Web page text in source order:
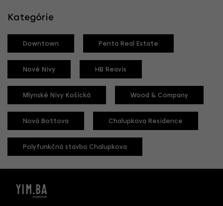
Kategórie
Downtown Penta Real Estate
Nové Nivy HB Reavis
Mlynské Nivy Košická Wood & Company
Nová Bottova Chalupkova Residence
Polyfunkčná stavba Chalupkova